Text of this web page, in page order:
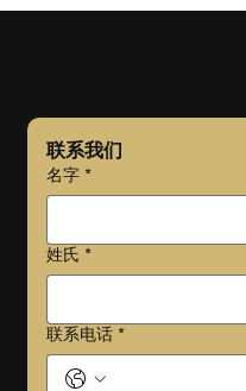
度？
联系我们
名字 *
姓氏 *
联系电话 *